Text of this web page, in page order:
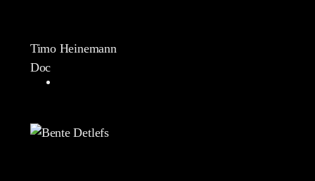
Timo Heinemann
Doc